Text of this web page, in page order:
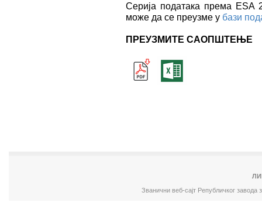
Серија података према ESA
може да се преузме у бази
ПРЕУЗМИТЕ САОПШТЕЊЕ
Званични веб-сајт Републичког